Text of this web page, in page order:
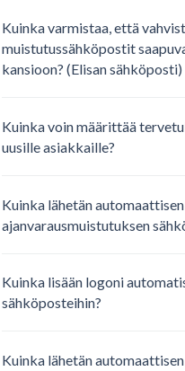
Kuinka varmistaa, että
muistutussähköpostit
kansioon? (Elisan sähköposti)
Kuinka voin määrittää
uusille asiakkaille?
Kuinka lähetän automaattisen
ajanvarausmuistutuksen
Kuinka lisään logoni
sähköposteihin?
Kuinka lähetän automaattisen